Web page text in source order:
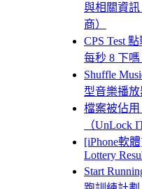
與相關資
商）
CPS Test
每秒 8 下嗎
Shuffle
型音樂播放
檔案被佔
（UnLock
[iPhone軟
Lottery
Start